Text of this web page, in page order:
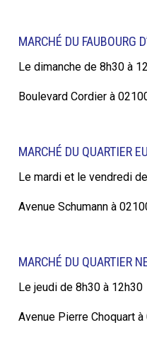
MARCHÉ DU FAUBOURG
Le dimanche de 8h30 à
Boulevard Cordier à
MARCHÉ DU QUARTIER
Le mardi et le vendredi
Avenue Schumann à
MARCHÉ DU QUARTIER
Le jeudi de 8h30 à 12h30
Avenue Pierre Choquart